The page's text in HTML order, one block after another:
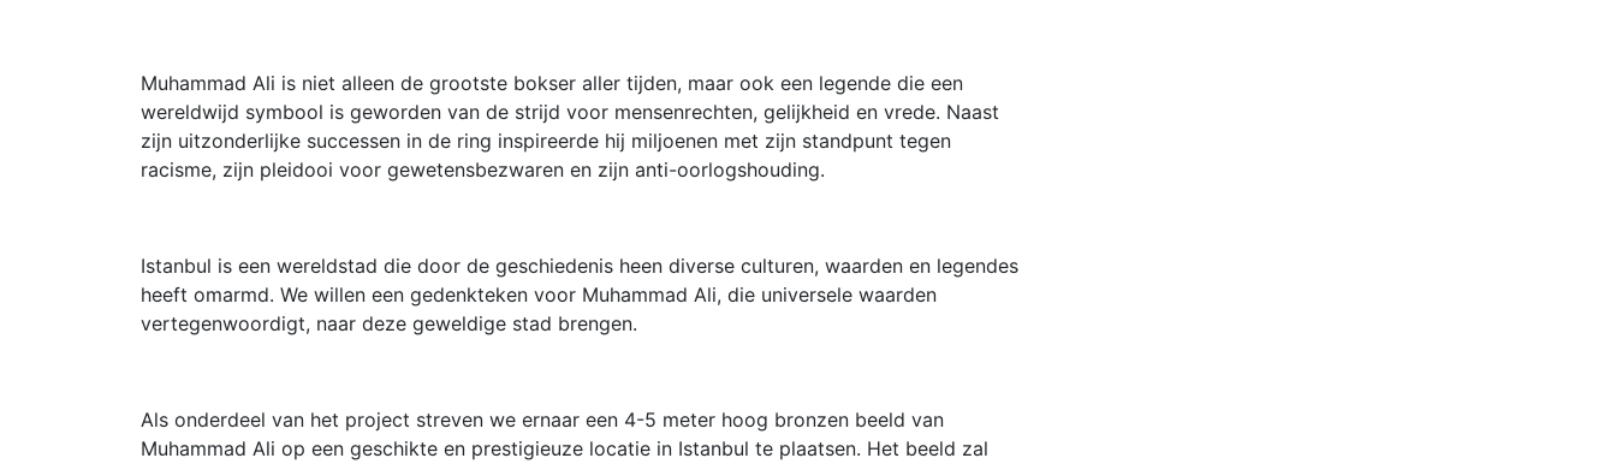
Muhammad Ali is niet alleen de grootste bokser aller tijden, maar ook een legende die een
wereldwijd symbool is geworden van de strijd voor mensenrechten, gelijkheid en vrede. Naast
zijn uitzonderlijke successen in de ring inspireerde hij miljoenen met zijn standpunt tegen
racisme, zijn pleidooi voor gewetensbezwaren en zijn anti-oorlogshouding.
Istanbul is een wereldstad die door de geschiedenis heen diverse culturen, waarden en legendes
heeft omarmd. We willen een gedenkteken voor Muhammad Ali, die universele waarden
vertegenwoordigt, naar deze geweldige stad brengen.
Als onderdeel van het project streven we ernaar een 4-5 meter hoog bronzen beeld van
Muhammad Ali op een geschikte en prestigieuze locatie in Istanbul te plaatsen. Het beeld zal